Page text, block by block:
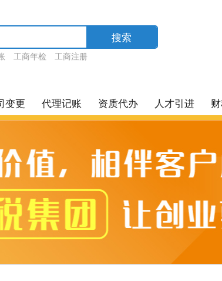
搜索
工商年检 工商注册
变更 代理记账 资质代办 人才引进